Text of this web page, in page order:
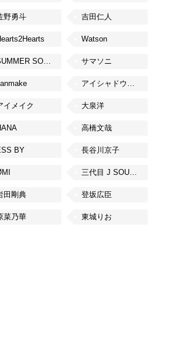
野勇斗 吉田仁人
Watson
SUMMER SONIC サマソニ
アイシャドウベース
イメイク 大泉洋
高橋文哉
BY 長谷川京子
三代目 J SOUL BROTHERS from EXILE TRIBE
田剛典 登坂広臣
菜乃華 東城りお